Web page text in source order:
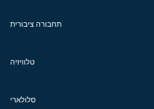
תחבורה ציבורית
טלוויזיה
סלולארי